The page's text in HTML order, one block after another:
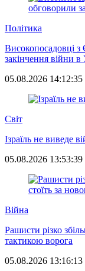
Полiтика
Високопосадовці
закінчення війни в
05.08.2026 14:12:35
Свiт
Ізраїль не виведе
05.08.2026 13:53:39
Війна
Рашисти різко
тактикою ворога
05.08.2026 13:16:13